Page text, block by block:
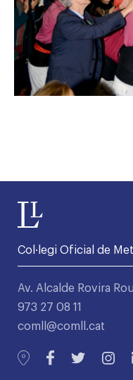
Col·legi Oficial de
Av. Alcalde Rovira
973 27 08 11
comll@comll.cat